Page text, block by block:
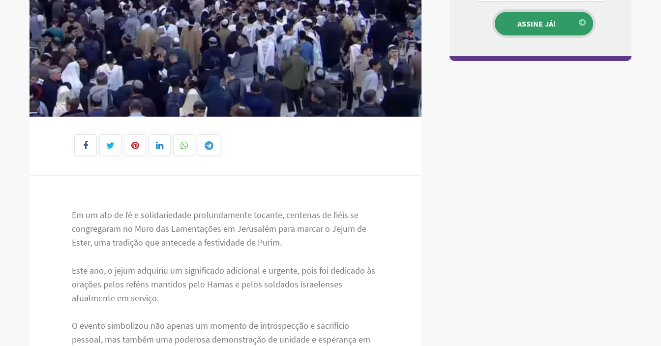
Em um ato de fé e solidariedade profundamente tocante, centenas de fiéis se
congregaram no Muro das Lamentações em Jerusalém para marcar o Jejum de
Ester, uma tradição que antecede a festividade de Purim.
Este ano, o jejum adquiriu um significado adicional e urgente, pois foi dedicado às
orações pelos reféns mantidos pelo Hamas e pelos soldados israelenses
atualmente em serviço.
O evento simbolizou não apenas um momento de introspecção e sacrifício
pessoal, mas também uma poderosa demonstração de unidade e esperança em